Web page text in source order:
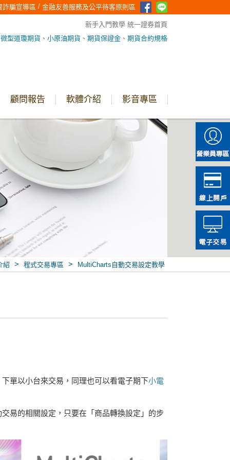
詐騙宣導區 / 金融友善服務及公平待客原則區
新手入門教學 統一證券首頁
微型道瓊期貨 、 小原油期貨 、 期貨保證金 、 期貨合約規格
顧問報告 軟體介紹 影音專區
紹 > 程式交易專區 > MultiCharts自動交易設定教學
單以小台來交易，同理也可以看電子期下小電
易的相關設定，只要在「商品轉換設定」的步